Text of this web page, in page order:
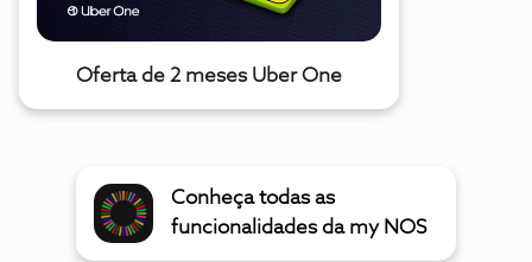
Oferta de 2 meses Uber One
Conheça todas as
funcionalidades da my NOS